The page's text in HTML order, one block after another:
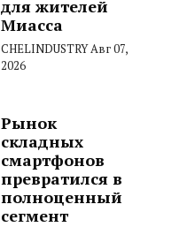
для жителей
Миасса
CHELINDUSTRYАвг 07,
2026
Рынок
складных
смартфонов
превратился в
полноценный
сегмент